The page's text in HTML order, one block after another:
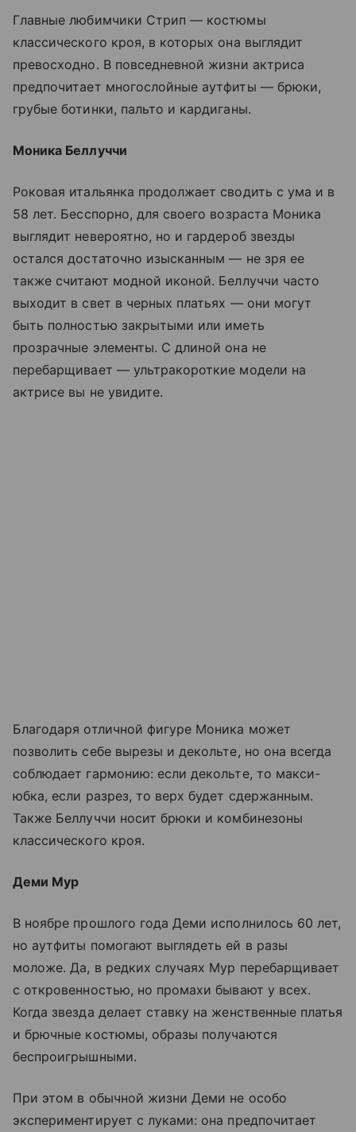
Главные любимчики Стрип — костюмы
классического кроя, в которых она выглядит
превосходно. В повседневной жизни актриса
предпочитает многослойные аутфиты — брюки,
грубые ботинки, пальто и кардиганы.
Моника Беллуччи
Роковая итальянка продолжает сводить с ума и в
58 лет. Бесспорно, для своего возраста Моника
выглядит невероятно, но и гардероб звезды
остался достаточно изысканным — не зря ее
также считают модной иконой. Беллуччи часто
выходит в свет в черных платьях — они могут
быть полностью закрытыми или иметь
прозрачные элементы. С длиной она не
перебарщивает — ультракороткие модели на
актрисе вы не увидите.
Благодаря отличной фигуре Моника может
позволить себе вырезы и декольте, но она всегда
соблюдает гармонию: если декольте, то макси-
юбка, если разрез, то верх будет сдержанным.
Также Беллуччи носит брюки и комбинезоны
классического кроя.
Деми Мур
В ноябре прошлого года Деми исполнилось 60 лет,
но аутфиты помогают выглядеть ей в разы
моложе. Да, в редких случаях Мур перебарщивает
с откровенностью, но промахи бывают у всех.
Когда звезда делает ставку на женственные платья
и брючные костюмы, образы получаются
беспроигрышными.
При этом в обычной жизни Деми не особо
экспериментирует с луками: она предпочитает